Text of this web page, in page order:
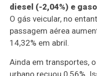
diesel (-2,04%) e
O gás veicular, no
passagem aérea
14,32% em abril.
Ainda em transportes,